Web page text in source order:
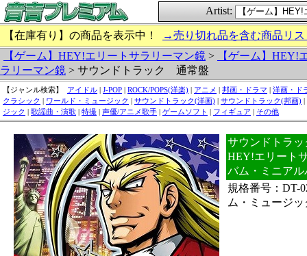
Artist:
【在庫有り】の商品を表示中！
→売り切れ品を含む商品リ
【ゲーム】HEY!エリートサラリーマン鏡 >
【ゲーム】HEY!
ラリーマン鏡 > サウンドトラック 通常盤
【ジャンル検索】 アイドル | J-POP | ROCK/POPS(洋楽) | アニメ | 邦画・ドラマ | 洋画・ド
クラシック | ワールド・ミュージック | サウンドトラック(洋画) | サウンドトラック(邦画) |
ジック | 歌謡曲・演歌 | 特撮 | 声優/アニメ歌手 | ゲームソフト | フィギュア | その他
サウンドトラ
HEY!エリート
バム・ミニアル
規格番号：DT-
ム・ミュージッ